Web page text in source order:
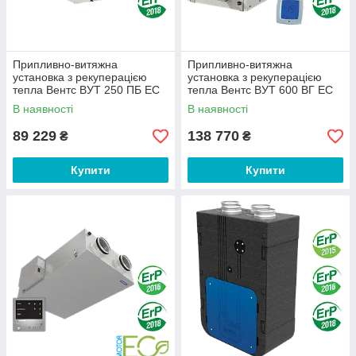
Припливно-витяжна
установка з рекуперацією
тепла Вентс ВУТ 250 ПБ ЕС
Л А14
В наявності
89 229 ₴
Купити
Припливно-витяжна
установка з рекуперацією
тепла Вентс ВУТ 600 ВГ ЕС
В наявності
138 770 ₴
Купити